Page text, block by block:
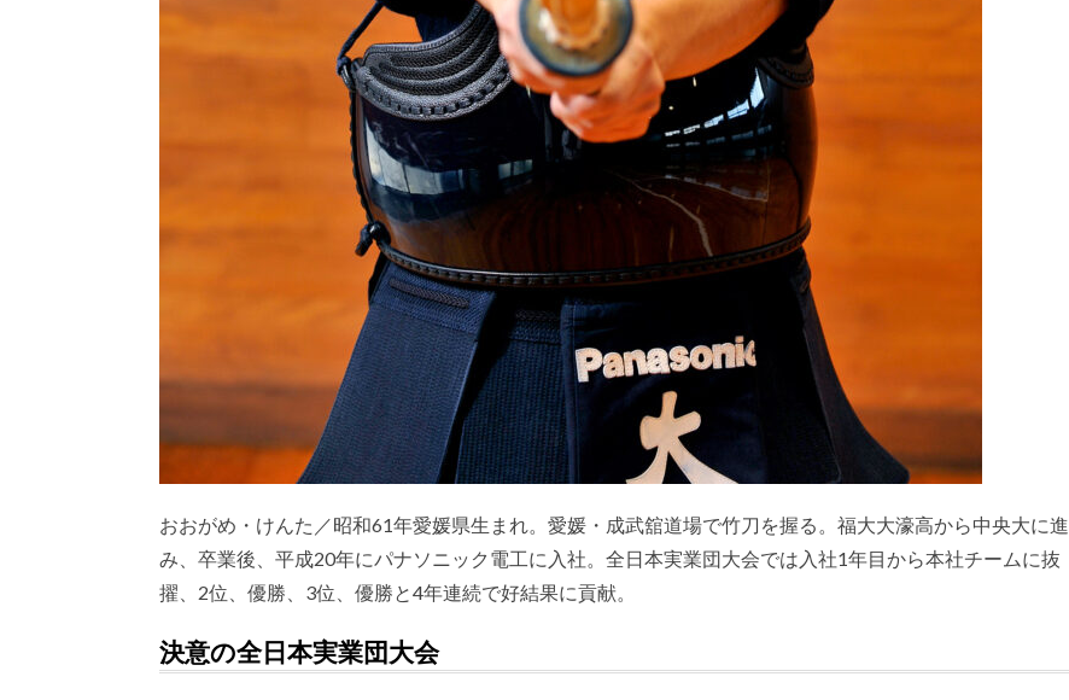
おおがめ・けんた／昭和61年愛媛県生まれ。愛媛・成武舘道場で竹刀を握る。福大大濠高から中央大に進
み、卒業後、平成20年にパナソニック電工に入社。全日本実業団大会では入社1年目から本社チームに抜
擢、2位、優勝、3位、優勝と4年連続で好結果に貢献。
決意の全日本実業団大会